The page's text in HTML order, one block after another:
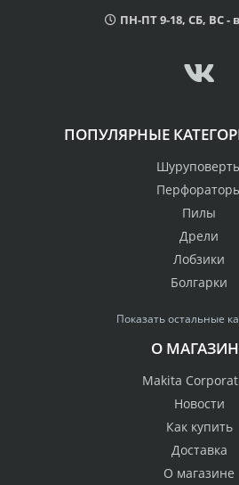
ПН-ПТ 9-18, СБ, ВС -
ПОПУЛЯРНЫЕ
Пилы
Дрели
Лобзики
Болгарки
Показать остальные
О
Makita
Новости
Как купить
Доставка
О магазине